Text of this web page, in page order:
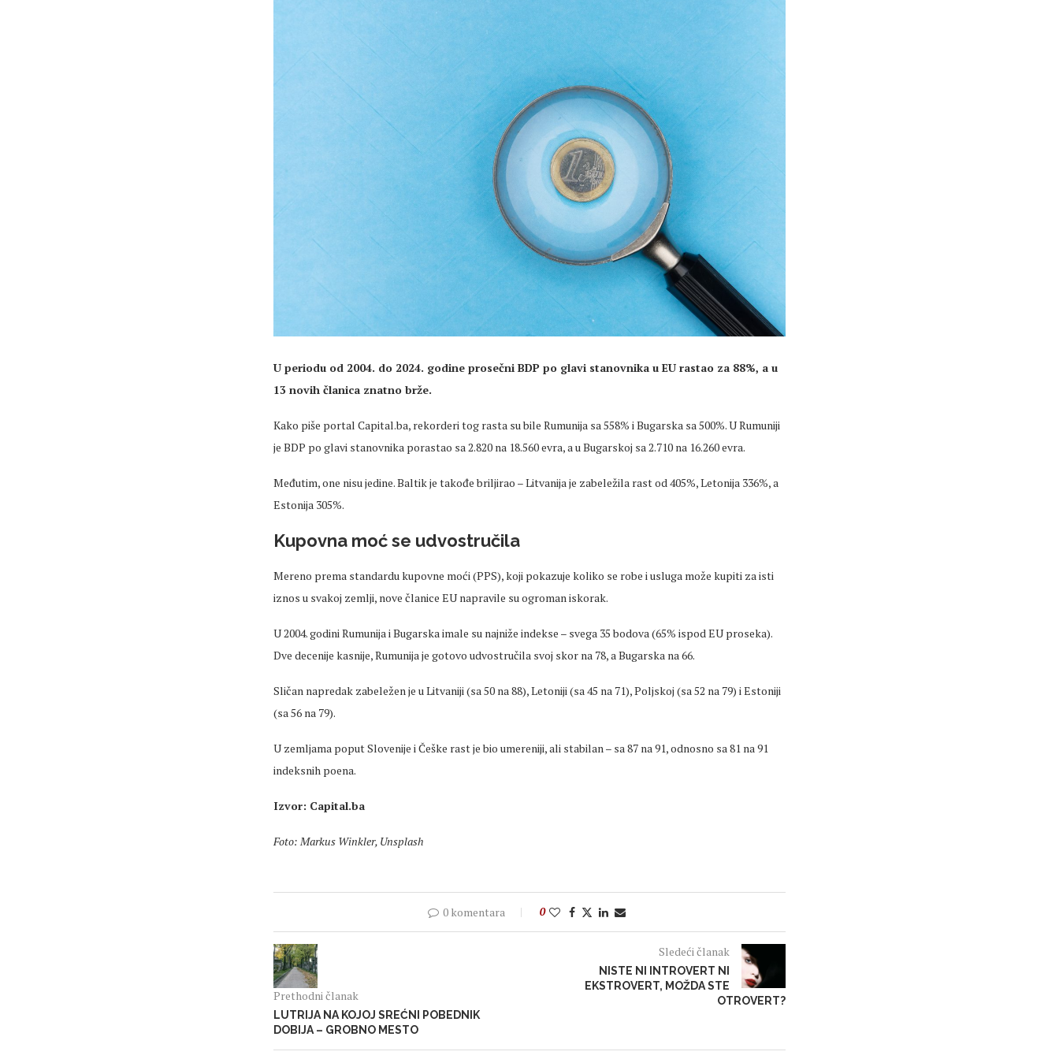
U periodu od 2004. do 2024. godine prosečni BDP po glavi stanovnika u EU rastao za 88%, a u
13 novih članica znatno brže.
Kako piše portal Capital.ba, rekorderi tog rasta su bile Rumunija sa 558% i Bugarska sa 500%. U Rumuniji
je BDP po glavi stanovnika porastao sa 2.820 na 18.560 evra, a u Bugarskoj sa 2.710 na 16.260 evra.
Međutim, one nisu jedine. Baltik je takođe briljirao – Litvanija je zabeležila rast od 405%, Letonija 336%, a
Estonija 305%.
Kupovna moć se udvostručila
Mereno prema standardu kupovne moći (PPS), koji pokazuje koliko se robe i usluga može kupiti za isti
iznos u svakoj zemlji, nove članice EU napravile su ogroman iskorak.
U 2004. godini Rumunija i Bugarska imale su najniže indekse – svega 35 bodova (65% ispod EU proseka).
Dve decenije kasnije, Rumunija je gotovo udvostručila svoj skor na 78, a Bugarska na 66.
Sličan napredak zabeležen je u Litvaniji (sa 50 na 88), Letoniji (sa 45 na 71), Poljskoj (sa 52 na 79) i Estoniji
(sa 56 na 79).
U zemljama poput Slovenije i Češke rast je bio umereniji, ali stabilan – sa 87 na 91, odnosno sa 81 na 91
indeksnih poena.
Izvor: Capital.ba
Foto: Markus Winkler, Unsplash
0 komentara 0
Prethodni članak
LUTRIJA NA KOJOJ SREĆNI POBEDNIK
DOBIJA – GROBNO MESTO
Sledeći članak
NISTE NI INTROVERT NI
EKSTROVERT, MOŽDA STE
OTROVERT?